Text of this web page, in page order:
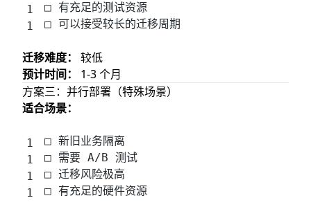
□ 有充足的测试资源
□ 可以接受较长的迁移周期
迁移难度：
较低
预计时间：
1-3 个月
方案三：并行部署（特殊场景）
适合场景：
□ 新旧业务隔离
□ 需要 A/B 测试
□ 迁移风险极高
□ 有充足的硬件资源